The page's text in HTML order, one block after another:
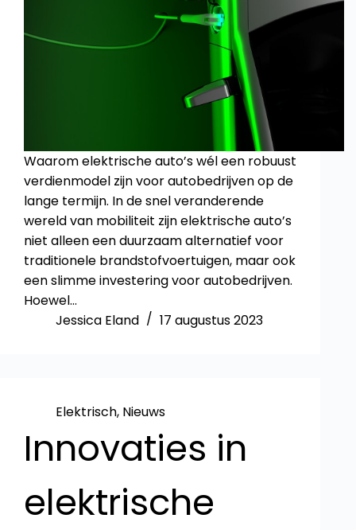
Waarom elektrische auto’s wél een robuust
verdienmodel zijn voor autobedrijven op de
lange termijn. In de snel veranderende
wereld van mobiliteit zijn elektrische auto’s
niet alleen een duurzaam alternatief voor
traditionele brandstofvoertuigen, maar ook
een slimme investering voor autobedrijven.
Hoewel…
Jessica Eland
17 augustus 2023
Elektrisch, Nieuws
Innovaties in
elektrische